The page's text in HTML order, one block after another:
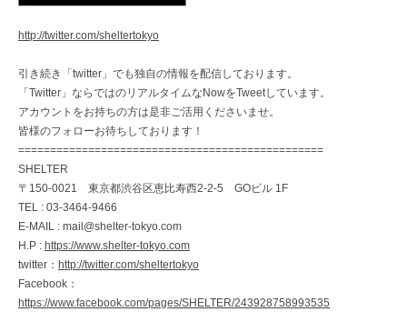
http://twitter.com/sheltertokyo
引き続き「twitter」でも独自の情報を配信しております。
「Twitter」ならではのリアルタイムなNowをTweetしています。
アカウントをお持ちの方は是非ご活用くださいませ。
皆様のフォローお待ちしております！
================================================
SHELTER
〒150-0021 東京都渋谷区恵比寿西2-2-5 GOビル 1F
TEL : 03-3464-9466
E-MAIL : mail@shelter-tokyo.com
H.P : https://www.shelter-tokyo.com
twitter： http://twitter.com/sheltertokyo
Facebook：
https://www.facebook.com/pages/SHELTER/243928758993535